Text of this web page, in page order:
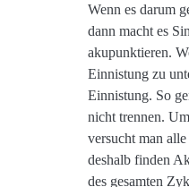
Wenn es darum
dann macht es
akupunktieren.
Einnistung zu
Einnistung. So
nicht trennen.
versucht man
deshalb finden
des gesamten